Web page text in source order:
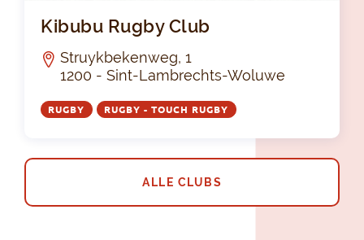
Kibubu Rugby Club
Struykbekenweg, 1
1200 - Sint-Lambrechts-Woluwe
RUGBY RUGBY - TOUCH RUGBY
ALLE CLUBS